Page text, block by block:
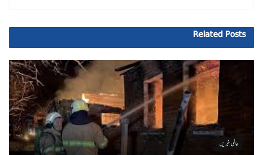
Related Posts
عالمی خبریں